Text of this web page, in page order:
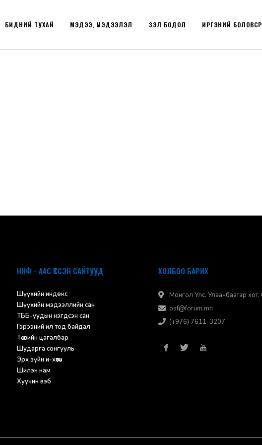
БИДНИЙ ТУХАЙ МЭДЭЭ, МЭДЭЭЛЭЛ ҮЗЭЛ БОДОЛ ИРГЭНИЙ
ННФ - ААС ҮҮССЭН САЙТУУД
Шүүхийн индекс
Шүүхийн мэдээллийн сан
ТББ-уудын нэгдсэн сан
Гэрээний ил тод байдал
Төсвийн цагалбар
Шударга сонгууль
Эрх зүйн и-хөтөч
Шилэн нам
Хуучин вэб
ХОЛБОО БАРИХ
Монгол Улс, Улаанбаатар хот,
osf@forum.mn
(+976) 7611-3207